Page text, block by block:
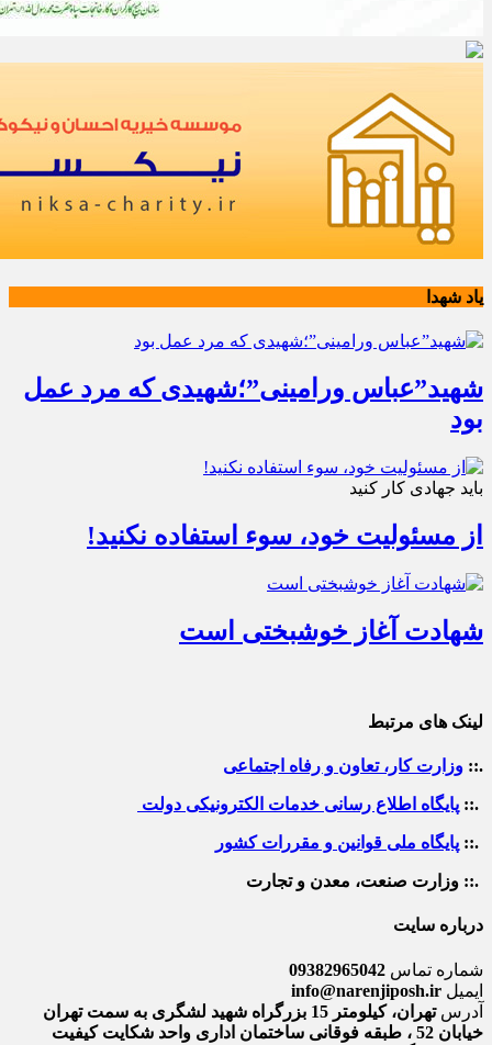
یاد شهدا
شهید”عباس ورامینی”؛شهیدی که مرد عمل
بود
باید جهادی کار کنید
از مسئولیت خود، سوء استفاده نکنید!
شهادت آغاز خوشبختی است
لینک های مرتبط
.:: وزارت کار، تعاون و رفاه اجتماعی
.:: پایگاه اطلاع رسانی خدمات الکترونیکی دولت
.:: پایگاه ملی قوانین و مقررات کشور
.:: وزارت صنعت، معدن و تجارت
درباره سایت
شماره تماس 09382965042
ایمیل info@narenjiposh.ir
آدرس
تهران، کیلومتر 15 بزرگراه شهید لشگری به سمت تهران
خیابان 52 ، طبقه فوقانی ساختمان اداری واحد شکایت کیفیت